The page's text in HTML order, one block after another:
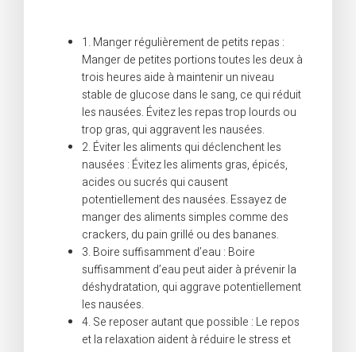
1. Manger régulièrement de petits repas :
Manger de petites portions toutes les deux à
trois heures aide à maintenir un niveau
stable de glucose dans le sang, ce qui réduit
les nausées. Évitez les repas trop lourds ou
trop gras, qui aggravent les nausées.
2. Éviter les aliments qui déclenchent les
nausées : Évitez les aliments gras, épicés,
acides ou sucrés qui causent
potentiellement des nausées. Essayez de
manger des aliments simples comme des
crackers, du pain grillé ou des bananes.
3. Boire suffisamment d’eau : Boire
suffisamment d’eau peut aider à prévenir la
déshydratation, qui aggrave potentiellement
les nausées.
4. Se reposer autant que possible : Le repos
et la relaxation aident à réduire le stress et